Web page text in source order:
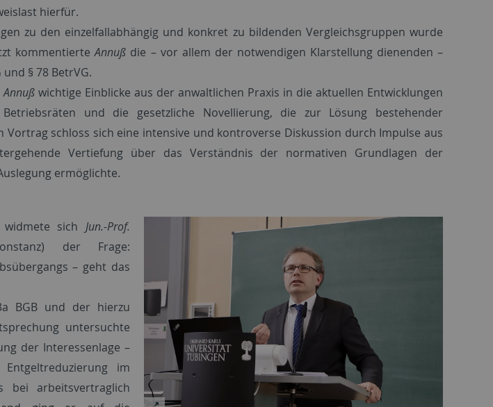
hierfür.
zu den einzelfallabhängig und konkret zu bildenden Vergleichsgruppen wurde
kommentierteAnnuß die – vor allem der notwendigen Klarstellung dienenden –
§ 78 BetrVG.
Annuß wichtige Einblicke aus der anwaltlichen Praxis in die aktuellen Entwicklungen
und die gesetzliche Novellierung, die zur Lösung bestehender
Vortrag schloss sich eine intensive und kontroverse Diskussion durch Impulse aus
Vertiefung über das Verständnis der normativen Grundlagen der
ermöglichte.
sich Jun.-Prof.
der Frage:
– geht das
BGB und der hierzu
untersuchte
der Interessenlage –
im
bei arbeitsvertraglich